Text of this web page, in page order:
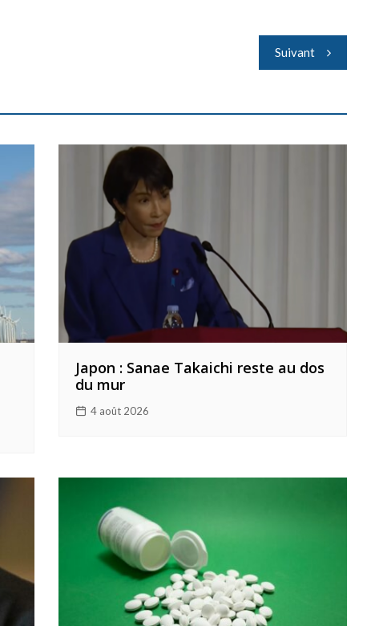
Suivant
Japon : Sanae Takaichi reste au dos
du mur
4 août 2026